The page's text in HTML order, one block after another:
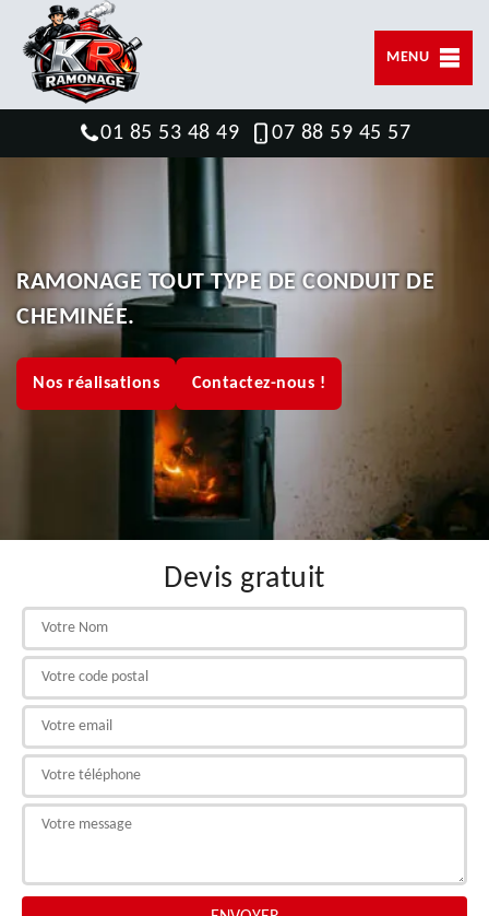
MENU
01 85 53 48 49 07 88 59 45 57
RAMONAGE TOUT TYPE DE CONDUIT DE
CHEMINÉE.
Nos réalisations Contactez-nous !
Devis gratuit